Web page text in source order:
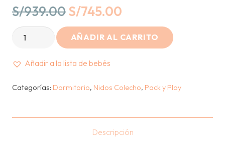
S/939.00Original
price
was:
S/939.00.
S/745.00
price
is:
S/745.00.
GRACO
PACK
PLAY
EMERSYN
AÑADIR AL CARRITO
Añadir a la lista de bebés
Categorías: Dormitorio, Nidos Colecho, Pack y Play
Descripción